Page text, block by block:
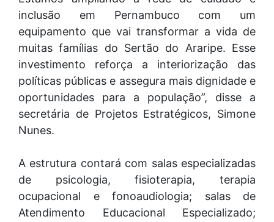
inclusão em Pernambuco com um
equipamento que vai transformar a vida de
muitas famílias do Sertão do Araripe. Esse
investimento reforça a interiorização das
políticas públicas e assegura mais dignidade e
oportunidades para a população”, disse a
secretária de Projetos Estratégicos, Simone
Nunes.
A estrutura contará com salas especializadas
de psicologia, fisioterapia, terapia
ocupacional e fonoaudiologia; salas de
Atendimento Educacional Especializado;